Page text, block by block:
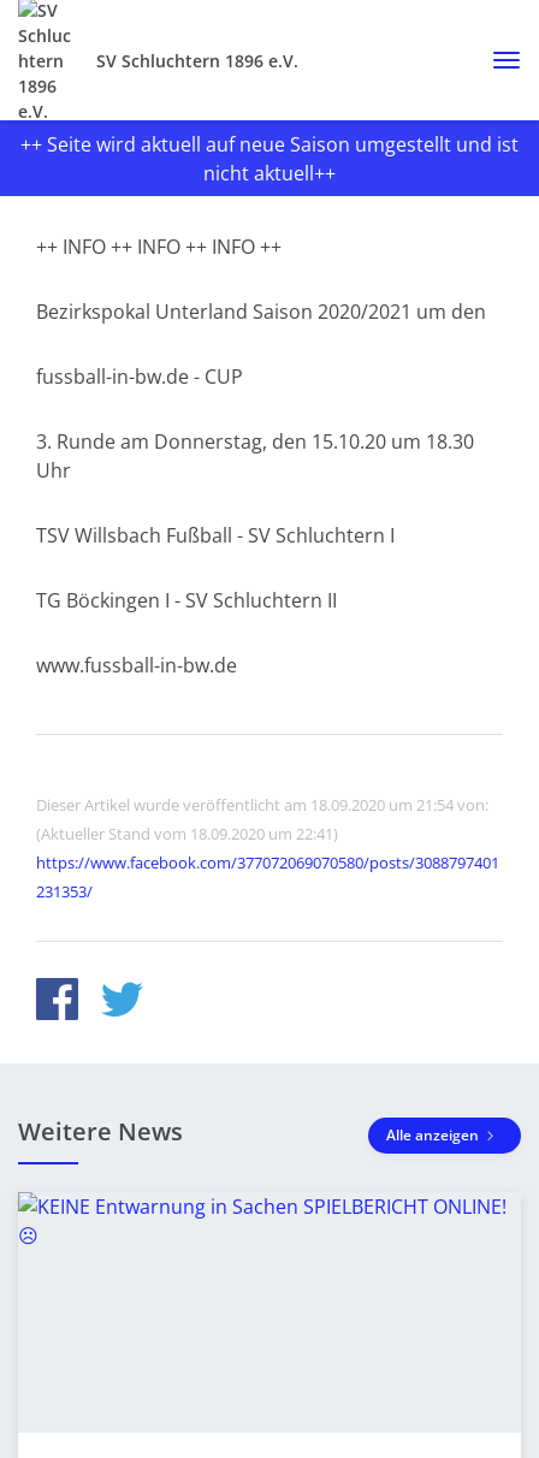
SV Schluchtern 1896 e.V.
++ Seite wird aktuell auf neue Saison umgestellt und ist
nicht aktuell++
++ INFO ++ INFO ++ INFO ++
Bezirkspokal Unterland Saison 2020/2021 um den
fussball-in-bw.de - CUP
3. Runde am Donnerstag, den 15.10.20 um 18.30
Uhr
TSV Willsbach Fußball - SV Schluchtern I
TG Böckingen I - SV Schluchtern II
www.fussball-in-bw.de
Dieser Artikel wurde veröffentlicht am 18.09.2020 um 21:54 von:
(Aktueller Stand vom 18.09.2020 um 22:41)
https://www.facebook.com/377072069070580/posts/3088797401
231353/
Weitere News Alle anzeigen